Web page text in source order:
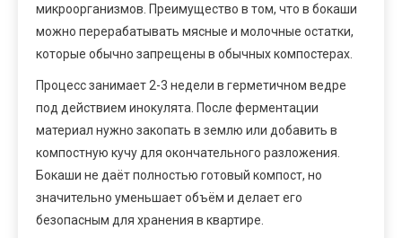
микроорганизмов. Преимущество в том, что в бокаши
можно перерабатывать мясные и молочные остатки,
которые обычно запрещены в обычных компостерах.
Процесс занимает 2-3 недели в герметичном ведре
под действием инокулята. После ферментации
материал нужно закопать в землю или добавить в
компостную кучу для окончательного разложения.
Бокаши не даёт полностью готовый компост, но
значительно уменьшает объём и делает его
безопасным для хранения в квартире.